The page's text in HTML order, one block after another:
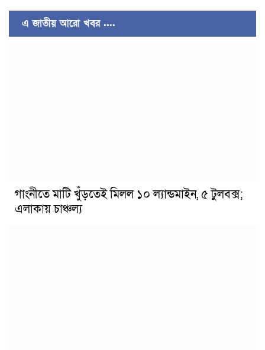
এ জাতীয় আরো খবর ....
গাংনীতে মাটি খুঁড়তেই মিলল ১০ ল্যান্ডমাইন, ৫ টুলবক্স;
এলাকায় চাঞ্চল্য